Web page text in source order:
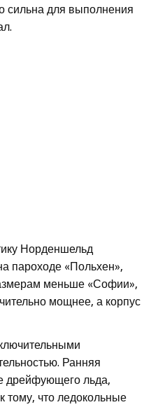
сильна для выполнения
Норденшельд
пароходе «Польхен»,
меньше «Софии»,
мощнее, а корпус
Ранняя
дрейфующего льда,
тому, что ледокольные